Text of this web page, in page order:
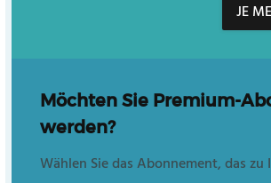
JE
Möchten Sie Premium-
werden?
Wählen Sie das Abonnement, das zu